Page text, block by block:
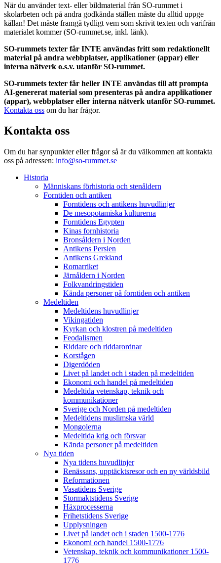
När du använder text- eller bildmaterial från SO-rummet i
skolarbeten och på andra godkända ställen måste du alltid uppge
källan! Det måste framgå tydligt vem som skrivit texten och varifrån
materialet kommer (SO-rummet.se, inkl. länk).
SO-rummets texter får INTE användas fritt som redaktionellt
material på andra webbplatser, applikationer (appar) eller
interna nätverk o.s.v. utanför SO-rummet.
SO-rummets texter får heller INTE användas till att prompta
AI-genererat material som presenteras på andra applikationer
(appar), webbplatser eller interna nätverk utanför SO-rummet.
Kontakta oss om du har frågor.
Kontakta oss
Om du har synpunkter eller frågor så är du välkommen att kontakta
oss på adressen: info@so-rummet.se
Historia
Människans förhistoria och stenåldern
Forntiden och antiken
Forntidens och antikens huvudlinjer
De mesopotamiska kulturerna
Forntidens Egypten
Kinas fornhistoria
Bronsåldern i Norden
Antikens Persien
Antikens Grekland
Romarriket
Järnåldern i Norden
Folkvandringstiden
Kända personer på forntiden och antiken
Medeltiden
Medeltidens huvudlinjer
Vikingatiden
Kyrkan och klostren på medeltiden
Feodalismen
Riddare och riddarordnar
Korstågen
Digerdöden
Livet på landet och i staden på medeltiden
Ekonomi och handel på medeltiden
Medeltida vetenskap, teknik och
kommunikationer
Sverige och Norden på medeltiden
Medeltidens muslimska värld
Mongolerna
Medeltida krig och försvar
Kända personer på medeltiden
Nya tiden
Nya tidens huvudlinjer
Renässans, upptäcktsresor och en ny världsbild
Reformationen
Vasatidens Sverige
Stormaktstidens Sverige
Häxprocesserna
Frihetstidens Sverige
Upplysningen
Livet på landet och i staden 1500-1776
Ekonomi och handel 1500-1776
Vetenskap, teknik och kommunikationer 1500-
1776